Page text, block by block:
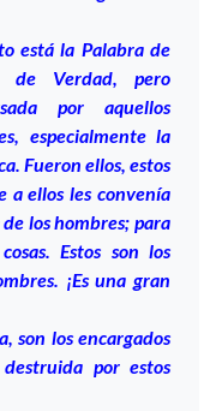
está la Palabra de
de Verdad, pero
por aquellos
especialmente la
Fueron ellos, estos
a ellos les convenía
los hombres; para
Estos son los
¡Es una gran
son los encargados
por estos